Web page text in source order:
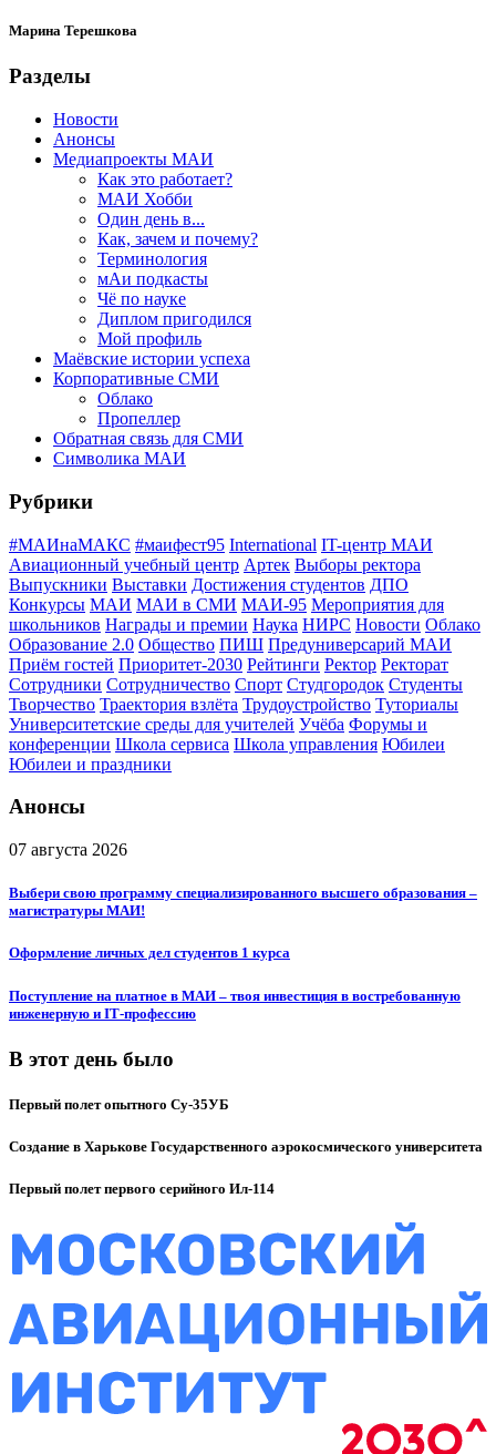
Марина Терешкова
Разделы
Новости
Анонсы
Медиапроекты МАИ
Как это работает?
МАИ Хобби
Один день в...
Как, зачем и почему?
Терминология
мАи подкасты
Чё по науке
Диплом пригодился
Мой профиль
Маёвские истории успеха
Корпоративные СМИ
Облако
Пропеллер
Обратная связь для СМИ
Символика МАИ
Рубрики
#МАИнаМАКС #маифест95 International IT-центр МАИ
Авиационный учебный центр Артек Выборы ректора
Выпускники Выставки Достижения студентов ДПО
Конкурсы МАИ МАИ в СМИ МАИ-95 Мероприятия для
школьников Награды и премии Наука НИРС Новости Облако
Образование 2.0 Общество ПИШ Предуниверсарий МАИ
Приём гостей Приоритет-2030 Рейтинги Ректор Ректорат
Сотрудники Сотрудничество Спорт Студгородок Студенты
Творчество Траектория взлёта Трудоустройство Туториалы
Университетские среды для учителей Учёба Форумы и
конференции Школа сервиса Школа управления Юбилеи
Юбилеи и праздники
Анонсы
07 августа 2026
Выбери свою программу специализированного высшего образования –
магистратуры МАИ!
Оформление личных дел студентов 1 курса
Поступление на платное в МАИ – твоя инвестиция в востребованную
инженерную и IT‑профессию
В этот день было
Первый полет опытного Су-35УБ
Создание в Харькове Государственного аэрокосмического университета
Первый полет первого серийного Ил-114